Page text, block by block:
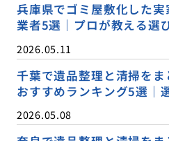
兵庫県でゴミ屋敷化した
業者5選｜プロが教える選
2026.05.11
千葉で遺品整理と清掃を
おすすめランキング5選｜
2026.05.08